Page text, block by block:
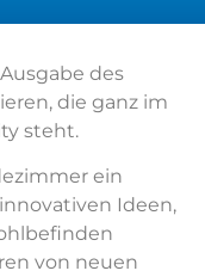
des
die ganz im
steht.
ein
Ideen,
von neuen